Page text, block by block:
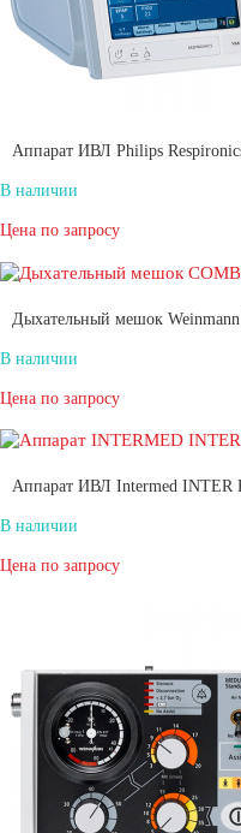
Аппарат ИВЛ Philips
В наличии
Цена по запросу
Дыхательный мешок
В наличии
Цена по запросу
Аппарат ИВЛ Intermed INTER
В наличии
Цена по запросу